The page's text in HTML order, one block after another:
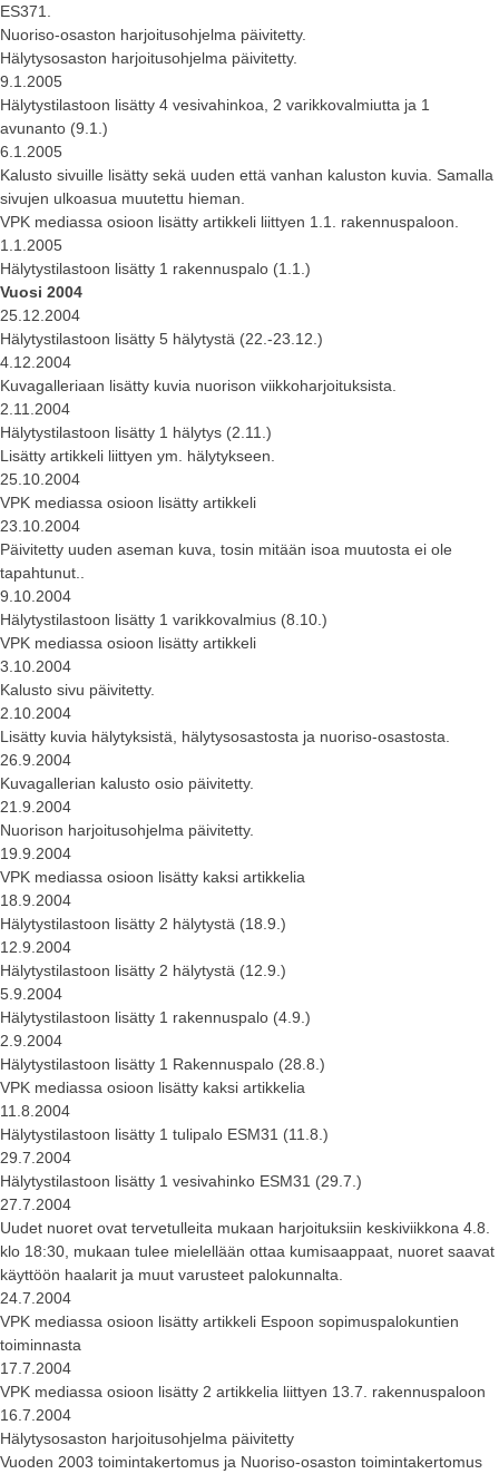
ES371.
Nuoriso-osaston harjoitusohjelma päivitetty.
Hälytysosaston harjoitusohjelma päivitetty.
9.1.2005
Hälytystilastoon lisätty 4 vesivahinkoa, 2 varikkovalmiutta ja 1
avunanto (9.1.)
6.1.2005
Kalusto sivuille lisätty sekä uuden että vanhan kaluston kuvia. Samalla
sivujen ulkoasua muutettu hieman.
VPK mediassa osioon lisätty artikkeli liittyen 1.1. rakennuspaloon.
1.1.2005
Hälytystilastoon lisätty 1 rakennuspalo (1.1.)
Vuosi 2004
25.12.2004
Hälytystilastoon lisätty 5 hälytystä (22.-23.12.)
4.12.2004
Kuvagalleriaan lisätty kuvia nuorison viikkoharjoituksista.
2.11.2004
Hälytystilastoon lisätty 1 hälytys (2.11.)
Lisätty artikkeli liittyen ym. hälytykseen.
25.10.2004
VPK mediassa osioon lisätty artikkeli
23.10.2004
Päivitetty uuden aseman kuva, tosin mitään isoa muutosta ei ole
tapahtunut..
9.10.2004
Hälytystilastoon lisätty 1 varikkovalmius (8.10.)
VPK mediassa osioon lisätty artikkeli
3.10.2004
Kalusto sivu päivitetty.
2.10.2004
Lisätty kuvia hälytyksistä, hälytysosastosta ja nuoriso-osastosta.
26.9.2004
Kuvagallerian kalusto osio päivitetty.
21.9.2004
Nuorison harjoitusohjelma päivitetty.
19.9.2004
VPK mediassa osioon lisätty kaksi artikkelia
18.9.2004
Hälytystilastoon lisätty 2 hälytystä (18.9.)
12.9.2004
Hälytystilastoon lisätty 2 hälytystä (12.9.)
5.9.2004
Hälytystilastoon lisätty 1 rakennuspalo (4.9.)
2.9.2004
Hälytystilastoon lisätty 1 Rakennuspalo (28.8.)
VPK mediassa osioon lisätty kaksi artikkelia
11.8.2004
Hälytystilastoon lisätty 1 tulipalo ESM31 (11.8.)
29.7.2004
Hälytystilastoon lisätty 1 vesivahinko ESM31 (29.7.)
27.7.2004
Uudet nuoret ovat tervetulleita mukaan harjoituksiin keskiviikkona 4.8.
klo 18:30, mukaan tulee mielellään ottaa kumisaappaat, nuoret saavat
käyttöön haalarit ja muut varusteet palokunnalta.
24.7.2004
VPK mediassa osioon lisätty artikkeli Espoon sopimuspalokuntien
toiminnasta
17.7.2004
VPK mediassa osioon lisätty 2 artikkelia liittyen 13.7. rakennuspaloon
16.7.2004
Hälytysosaston harjoitusohjelma päivitetty
Vuoden 2003 toimintakertomus ja Nuoriso-osaston toimintakertomus